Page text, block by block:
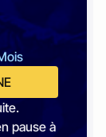
pause à